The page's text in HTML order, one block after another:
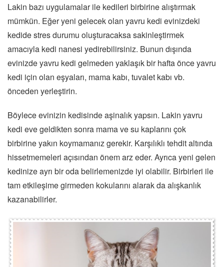
Lakin bazı uygulamalar ile kedileri birbirine alıştırmak
mümkün. Eğer yeni gelecek olan yavru kedi evinizdeki
kedide stres durumu oluşturacaksa sakinleştirmek
amacıyla kedi nanesi yedirebilirsiniz. Bunun dışında
evinizde yavru kedi gelmeden yaklaşık bir hafta önce yavru
kedi için olan eşyaları, mama kabı, tuvalet kabı vb.
önceden yerleştirin.
Böylece evinizin kedisinde aşinalık yapsın. Lakin yavru
kedi eve geldikten sonra mama ve su kaplarını çok
birbirine yakın koymamanız gerekir. Karşılıklı tehdit altında
hissetmemeleri açısından önem arz eder. Ayrıca yeni gelen
kedinize ayrı bir oda belirlemenizde iyi olabilir. Birbirleri ile
tam etkileşime girmeden kokularını alarak da alışkanlık
kazanabilirler.